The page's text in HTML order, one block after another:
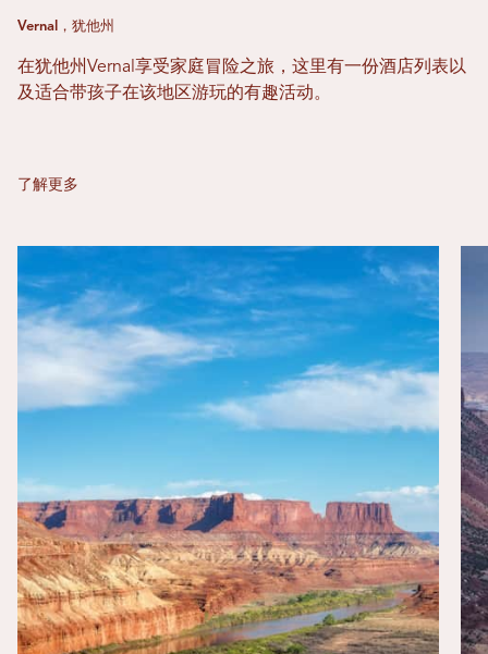
Vernal，犹他州
在犹他州Vernal享受家庭冒险之旅，这里有一份酒店列表以
及适合带孩子在该地区游玩的有趣活动。
了解更多